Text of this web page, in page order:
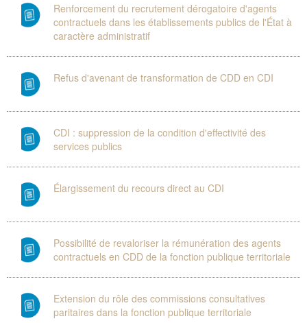
Renforcement du recrutement dérogatoire d'agents
contractuels dans les établissements publics de l'État à
caractère administratif
Refus d'avenant de transformation de CDD en CDI
CDI : suppression de la condition d'effectivité des
services publics
Élargissement du recours direct au CDI
Possibilité de revaloriser la rémunération des agents
contractuels en CDD de la fonction publique territoriale
Extension du rôle des commissions consultatives
paritaires dans la fonction publique territoriale